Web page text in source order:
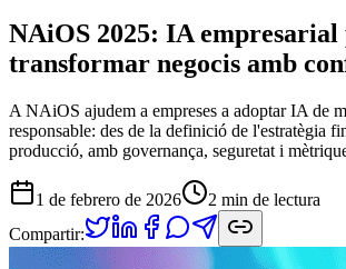
NAiOS 2025: IA empresarial
transformar negocis amb
A NAiOS ajudem a empreses a adoptar IA de
responsable: des de la definició de l'estratègia
producció, amb governança, seguretat i
1 de febrero de 2026 2 min de lectura
Compartir: